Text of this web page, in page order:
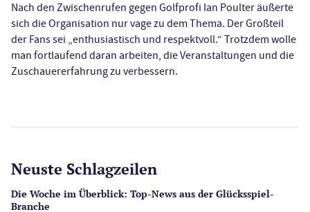
Nach den Zwischenrufen gegen Golfprofi Ian Poulter äußerte
sich die Organisation nur vage zu dem Thema. Der Großteil
der Fans sei „enthusiastisch und respektvoll.“ Trotzdem wolle
man fortlaufend daran arbeiten, die Veranstaltungen und die
Zuschauererfahrung zu verbessern.
Neuste Schlagzeilen
Die Woche im Überblick: Top-News aus der Glücksspiel-
Branche